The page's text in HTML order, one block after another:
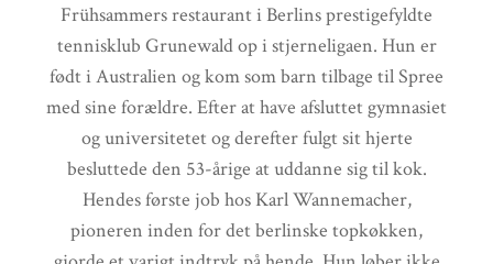
Frühsammers restaurant i Berlins prestigefyldte
tennisklub Grunewald op i stjerneligaen. Hun er
født i Australien og kom som barn tilbage til Spree
med sine forældre. Efter at have afsluttet gymnasiet
og universitetet og derefter fulgt sit hjerte
besluttede den 53-årige at uddanne sig til kok.
Hendes første job hos Karl Wannemacher,
pioneren inden for det berlinske topkøkken,